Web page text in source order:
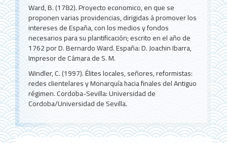
Ward, B. (1782). Proyecto economico, en que se
proponen varias providencias, dirigidas á promover los
intereses de España, con los medios y fondos
necesarios para su plantificación; escrito en el año de
1762 por D. Bernardo Ward. España: D. Joachin Ibarra,
Impresor de Cámara de S. M.
Windler, C. (1997). Élites locales, señores, reformistas:
redes clientelares y Monarquía hacia finales del Antiguo
régimen. Cordoba-Sevilla: Universidad de
Cordoba/Universidad de Sevilla.